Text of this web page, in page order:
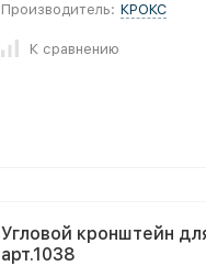
Производитель: КРОКС
К сравнению
Угловой кронштейн
арт.1038